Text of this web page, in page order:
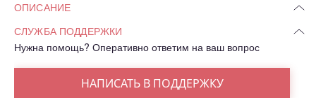
ОПИСАНИЕ
СЛУЖБА ПОДДЕРЖКИ
Нужна помощь? Оперативно ответим на ваш вопрос
НАПИСАТЬ В ПОДДЕРЖКУ